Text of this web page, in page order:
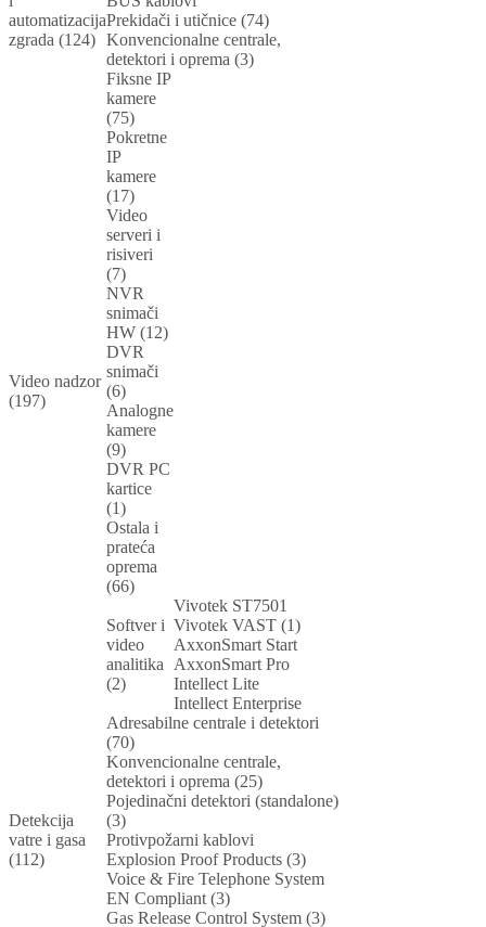
automatizacija
zgrada (124)
Prekidači i utičnice (74)
Konvencionalne centrale,
detektori i oprema (3)
Video nadzor
(197)
Fiksne IP
kamere
(75)
Pokretne
IP
kamere
(17)
Video
serveri i
risiveri
(7)
NVR
snimači
HW (12)
DVR
snimači
(6)
Analogne
kamere
(9)
DVR PC
kartice
(1)
Ostala i
prateća
oprema
(66)
Softver i
video
analitika
(2)
Vivotek ST7501
Vivotek VAST (1)
AxxonSmart Start
AxxonSmart Pro
Intellect Lite
Intellect Enterprise
Detekcija
vatre i gasa
(112)
Adresabilne centrale i detektori
(70)
Konvencionalne centrale,
detektori i oprema (25)
Pojedinačni detektori (standalone)
(3)
Protivpožarni kablovi
Explosion Proof Products (3)
Voice & Fire Telephone System
EN Compliant (3)
Gas Release Control System (3)